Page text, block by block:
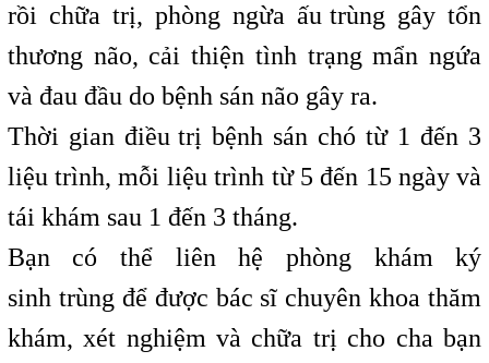
rồi chữa trị, phòng ngừa ấu ttrùng gây tổn
thương não, cải thiện tình trạng mẩn ngứa
và đau đầu do bệnh sán não gây ra.
Thời gian điều trị bệnh sán chó từ 1 đến 3
liệu trình, mỗi liệu trình từ 5 đến 15 ngày và
tái khám sau 1 đến 3 tháng.
Bạn có thể liên hệ phòng khám ký
sinh trùng để được bác sĩ chuyên khoa thăm
khám, xét nghiệm và chữa trị cho cha bạn